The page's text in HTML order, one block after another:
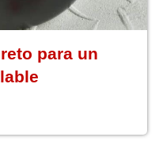
para un